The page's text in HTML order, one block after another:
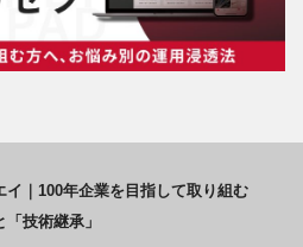
イ｜100年企業を目指して取り組む
「技術継承」